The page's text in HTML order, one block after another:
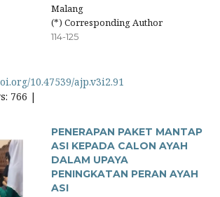
Malang
(*) Corresponding Author
114-125
10.47539/ajp.v3i2.91
766 |
PENERAPAN PAKET MANTAP
ASI KEPADA CALON AYAH
DALAM UPAYA
PENINGKATAN PERAN AYAH
ASI